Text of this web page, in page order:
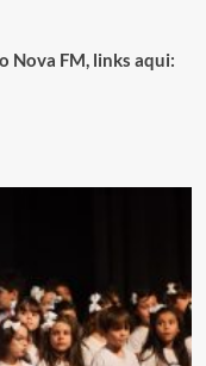
Nova FM, links aqui: